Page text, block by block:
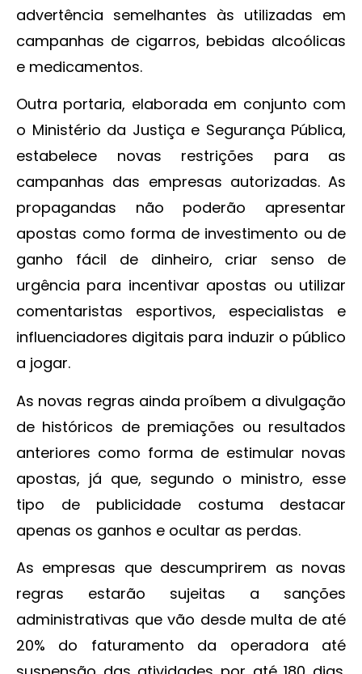
advertência semelhantes às utilizadas em
campanhas de cigarros, bebidas alcoólicas
e medicamentos.
Outra portaria, elaborada em conjunto com
o Ministério da Justiça e Segurança Pública,
estabelece novas restrições para as
campanhas das empresas autorizadas. As
propagandas não poderão apresentar
apostas como forma de investimento ou de
ganho fácil de dinheiro, criar senso de
urgência para incentivar apostas ou utilizar
comentaristas esportivos, especialistas e
influenciadores digitais para induzir o público
a jogar.
As novas regras ainda proíbem a divulgação
de históricos de premiações ou resultados
anteriores como forma de estimular novas
apostas, já que, segundo o ministro, esse
tipo de publicidade costuma destacar
apenas os ganhos e ocultar as perdas.
As empresas que descumprirem as novas
regras estarão sujeitas a sanções
administrativas que vão desde multa de até
20% do faturamento da operadora até